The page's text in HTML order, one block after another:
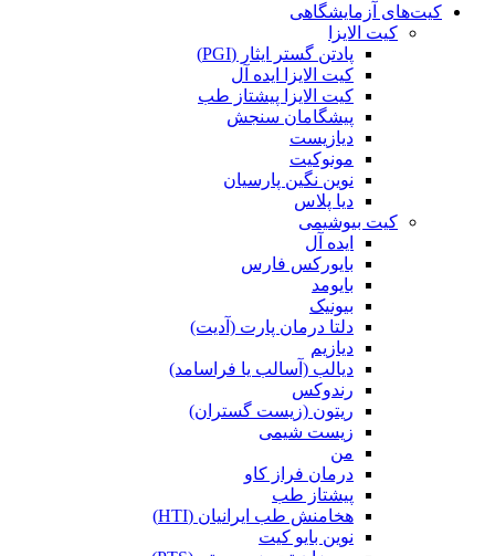
کیت‌های آزمایشگاهی
کیت الایزا
پادتن گستر ایثار (PGI)
کیت الایزا ایده آل
کیت الایزا پیشتاز طب
پیشگامان سنجش
دیازیست
مونوکیت
نوین نگین پارسیان
دیا پلاس
کیت بیوشیمی
ایده آل
بایورکس فارس
بایومد
بیونیک
دلتا درمان پارت (آدیت)
دیازیم
دیالب (آسالب یا فراسامد)
رندوکس
ریتون (زیست گستران)
زیست شیمی
من
درمان فراز کاو
پیشتاز طب
هخامنش طب ایرانیان (HTI)
نوین بایو کیت